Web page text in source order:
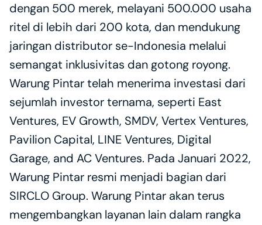
dengan 500 merek, melayani 500.000 usaha
ritel di lebih dari 200 kota, dan mendukung
jaringan distributor se-Indonesia melalui
semangat inklusivitas dan gotong royong.
Warung Pintar telah menerima investasi dari
sejumlah investor ternama, seperti East
Ventures, EV Growth, SMDV, Vertex Ventures,
Pavilion Capital, LINE Ventures, Digital
Garage, and AC Ventures. Pada Januari 2022,
Warung Pintar resmi menjadi bagian dari
SIRCLO Group. Warung Pintar akan terus
mengembangkan layanan lain dalam rangka